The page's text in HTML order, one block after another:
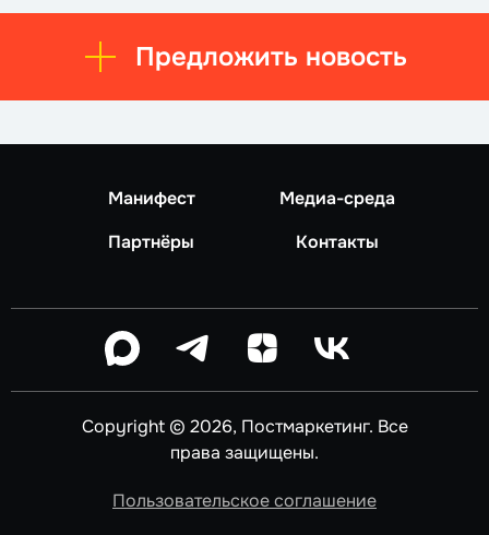
Предложить новость
Манифест
Медиа-среда
Партнёры
Контакты
Copyright © 2026, Постмаркетинг. Все
права защищены.
Пользовательское соглашение